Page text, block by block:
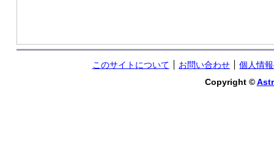
このサイトについて お問い合わせ
個人情
Copyright ©